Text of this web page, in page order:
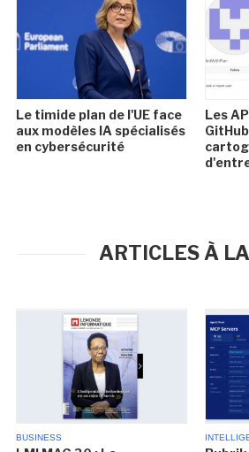
Le timide plan de l'UE face
aux modèles IA spécialisés
en cybersécurité
Les
ARTICLES À
BUSINESS